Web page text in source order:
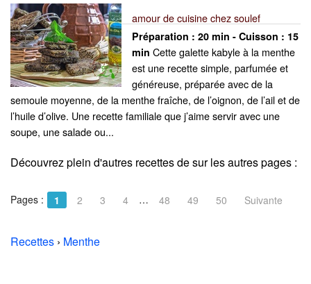
amour de cuisine chez soulef
Préparation : 20 min - Cuisson : 15
min Cette galette kabyle à la menthe
est une recette simple, parfumée et
généreuse, préparée avec de la
semoule moyenne, de la menthe fraîche, de l’oignon, de l’ail et de
l’huile d’olive. Une recette familiale que j’aime servir avec une
soupe, une salade ou...
Découvrez plein d'autres recettes desur les autres pages :
Pages : 1 2 3 4 … 48 49 50 Suivante
Recettes › Menthe